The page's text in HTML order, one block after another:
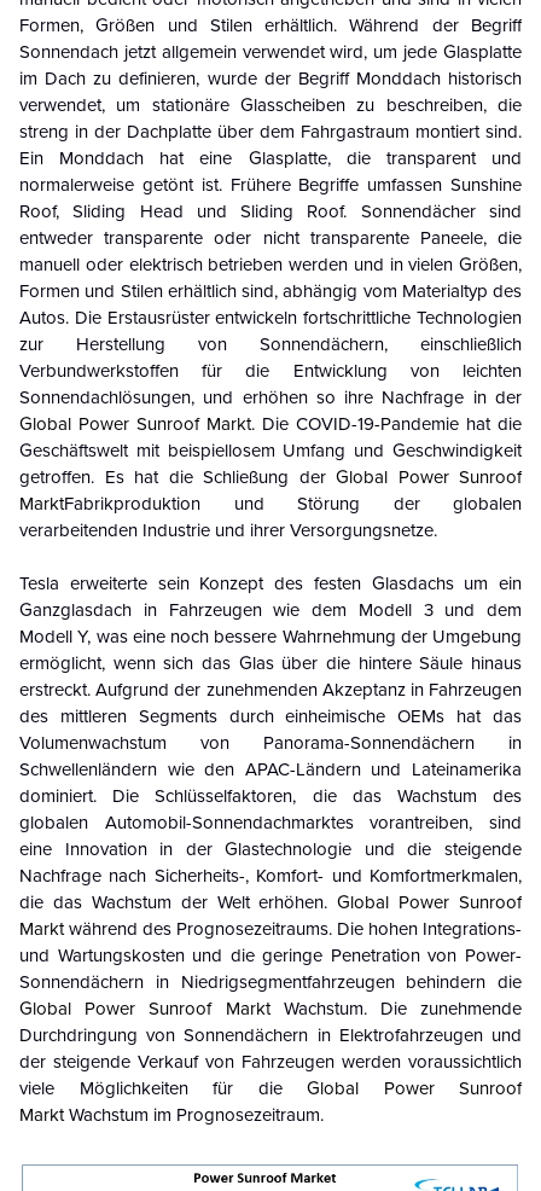
Formen, Größen und Stilen erhältlich. Während der Begriff
Sonnendach jetzt allgemein verwendet wird, um jede Glasplatte
im Dach zu definieren, wurde der Begriff Monddach historisch
verwendet, um stationäre Glasscheiben zu beschreiben, die
streng in der Dachplatte über dem Fahrgastraum montiert sind.
Ein Monddach hat eine Glasplatte, die transparent und
normalerweise getönt ist. Frühere Begriffe umfassen Sunshine
Roof, Sliding Head und Sliding Roof. Sonnendächer sind
entweder transparente oder nicht transparente Paneele, die
manuell oder elektrisch betrieben werden und in vielen Größen,
Formen und Stilen erhältlich sind, abhängig vom Materialtyp des
Autos. Die Erstausrüster entwickeln fortschrittliche Technologien
zur Herstellung von Sonnendächern, einschließlich
Verbundwerkstoffen für die Entwicklung von leichten
Sonnendachlösungen, und erhöhen so ihre Nachfrage in der
Global Power Sunroof Markt. Die COVID-19-Pandemie hat die
Geschäftswelt mit beispiellosem Umfang und Geschwindigkeit
getroffen. Es hat die Schließung der Global Power Sunroof
MarktFabrikproduktion und Störung der globalen
verarbeitenden Industrie und ihrer Versorgungsnetze.
Tesla erweiterte sein Konzept des festen Glasdachs um ein
Ganzglasdach in Fahrzeugen wie dem Modell 3 und dem
Modell Y, was eine noch bessere Wahrnehmung der Umgebung
ermöglicht, wenn sich das Glas über die hintere Säule hinaus
erstreckt. Aufgrund der zunehmenden Akzeptanz in Fahrzeugen
des mittleren Segments durch einheimische OEMs hat das
Volumenwachstum von Panorama-Sonnendächern in
Schwellenländern wie den APAC-Ländern und Lateinamerika
dominiert. Die Schlüsselfaktoren, die das Wachstum des
globalen Automobil-Sonnendachmarktes vorantreiben, sind
eine Innovation in der Glastechnologie und die steigende
Nachfrage nach Sicherheits-, Komfort- und Komfortmerkmalen,
die das Wachstum der Welt erhöhen.Global Power Sunroof
Marktwährend des Prognosezeitraums. Die hohen Integrations-
und Wartungskosten und die geringe Penetration von Power-
Sonnendächern in Niedrigsegmentfahrzeugen behindern die
Global Power Sunroof MarktWachstum. Die zunehmende
Durchdringung von Sonnendächern in Elektrofahrzeugen und
der steigende Verkauf von Fahrzeugen werden voraussichtlich
viele Möglichkeiten für die Global Power Sunroof
MarktWachstum im Prognosezeitraum.